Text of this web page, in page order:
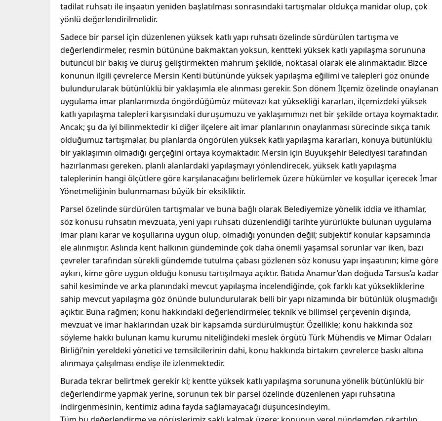
tadilat ruhsatı ile inşaatın yeniden başlatılması sonrasındaki tartışmalar oldukça manidar olup, çok
yönlü değerlendirilmelidir.
Sadece bir parsel için düzenlenen yüksek katlı yapı ruhsatı özelinde sürdürülen tartışma ve
değerlendirmeler, resmin bütününe bakmaktan yoksun, kentteki yüksek katlı yapılaşma sorununa
bütüncül bir bakış ve duruş geliştirmekten mahrum şekilde, noktasal olarak ele alınmaktadır. Bizce
konunun ilgili çevrelerce Mersin Kenti bütününde yüksek yapılaşma eğilimi ve talepleri göz önünde
bulundurularak bütünlüklü bir yaklaşımla ele alınması gerekir. Son dönem İlçemiz özelinde onaylanan
uygulama imar planlarımızda öngördüğümüz mütevazı kat yüksekliği kararları, ilçemizdeki yüksek
katlı yapılaşma talepleri karşısındaki duruşumuzu ve yaklaşımımızı net bir şekilde ortaya koymaktadır.
Ancak; şu da iyi bilinmektedir ki diğer ilçelere ait imar planlarının onaylanması sürecinde sıkça tanık
olduğumuz tartışmalar, bu planlarda öngörülen yüksek katlı yapılaşma kararları, konuya bütünlüklü
bir yaklaşımın olmadığı gerçeğini ortaya koymaktadır. Mersin için Büyükşehir Belediyesi tarafından
hazırlanması gereken, planlı alanlardaki yapılaşmayı yönlendirecek, yüksek katlı yapılaşma
taleplerinin hangi ölçütlere göre karşılanacağını belirlemek üzere hükümler ve koşullar içerecek İmar
Yönetmeliğinin bulunmaması büyük bir eksikliktir.
Parsel özelinde sürdürülen tartışmalar ve buna bağlı olarak Belediyemize yönelik iddia ve ithamlar,
söz konusu ruhsatın mevzuata, yeni yapı ruhsatı düzenlendiği tarihte yürürlükte bulunan uygulama
imar planı karar ve koşullarına uygun olup, olmadığı yönünden değil; sübjektif konular kapsamında
ele alınmıştır. Aslında kent halkının gündeminde çok daha önemli yaşamsal sorunlar var iken, bazı
çevreler tarafından sürekli gündemde tutulma çabası gözlenen söz konusu yapı inşaatının; kime göre
aykırı, kime göre uygun olduğu konusu tartışılmaya açıktır. Batıda Anamur’dan doğuda Tarsus’a kadar
sahil kesiminde ve arka planındaki mevcut yapılaşma incelendiğinde, çok farklı kat yüksekliklerine
sahip mevcut yapılaşma göz önünde bulundurularak belli bir yapı nizamında bir bütünlük oluşmadığı
açıktır. Buna rağmen; konu hakkındaki değerlendirmeler, teknik ve bilimsel çerçevenin dışında,
mevzuat ve imar haklarından uzak bir kapsamda sürdürülmüştür. Özellikle; konu hakkında söz
söyleme hakkı bulunan kamu kurumu niteliğindeki meslek örgütü Türk Mühendis ve Mimar Odaları
Birliği’nin yereldeki yönetici ve temsilcilerinin dahi, konu hakkında birtakım çevrelerce baskı altına
alınmaya çalışılması endişe ile izlenmektedir.
Burada tekrar belirtmek gerekir ki; kentte yüksek katlı yapılaşma sorununa yönelik bütünlüklü bir
değerlendirme yapmak yerine, sorunun tek bir parsel özelinde düzenlenen yapı ruhsatına
indirgenmesinin, kentimiz adına fayda sağlamayacağı düşüncesindeyim.